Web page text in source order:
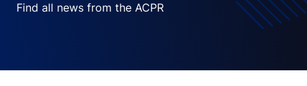
Find all news from the ACPR